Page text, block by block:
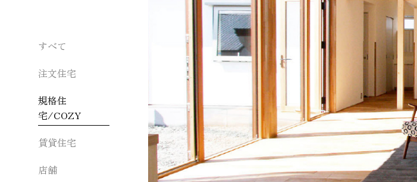
すべて
注文住宅
規格住
宅/COZY
賃貸住宅
店舗